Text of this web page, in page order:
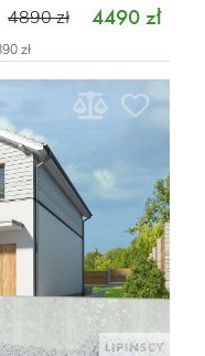
4490 zł
4890 zł
zł